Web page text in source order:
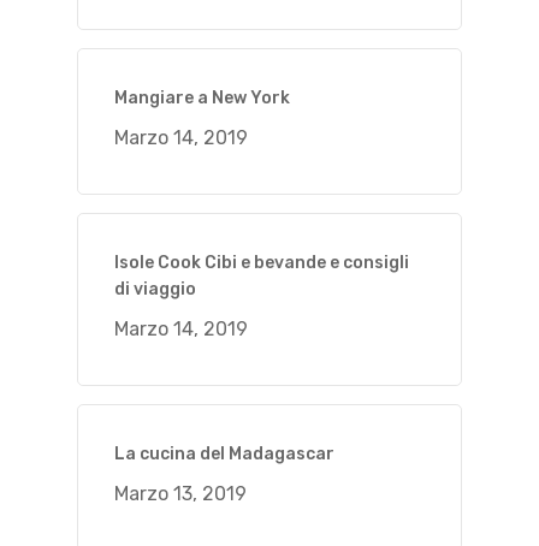
Mangiare a New York
Marzo 14, 2019
Isole Cook Cibi e bevande e consigli
di viaggio
Marzo 14, 2019
La cucina del Madagascar
Marzo 13, 2019